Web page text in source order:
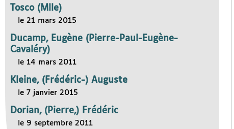
Tosco (Mlle)
le 21 mars 2015
Ducamp, Eugène (Pierre-Paul-Eugène-
Cavaléry)
le 14 mars 2011
Kleine, (Frédéric-) Auguste
le 7 janvier 2015
Dorian, (Pierre,) Frédéric
le 9 septembre 2011